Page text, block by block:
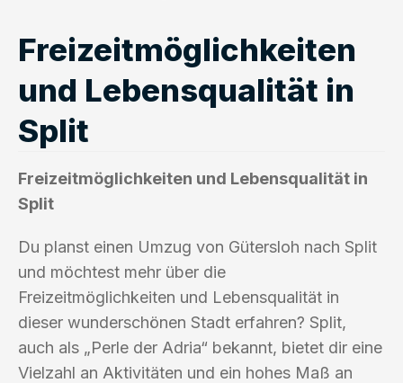
Freizeitmöglichkeiten
und Lebensqualität in
Split
Freizeitmöglichkeiten und Lebensqualität in
Split
Du planst einen Umzug von Gütersloh nach Split
und möchtest mehr über die
Freizeitmöglichkeiten und Lebensqualität in
dieser wunderschönen Stadt erfahren? Split,
auch als „Perle der Adria“ bekannt, bietet dir eine
Vielzahl an Aktivitäten und ein hohes Maß an